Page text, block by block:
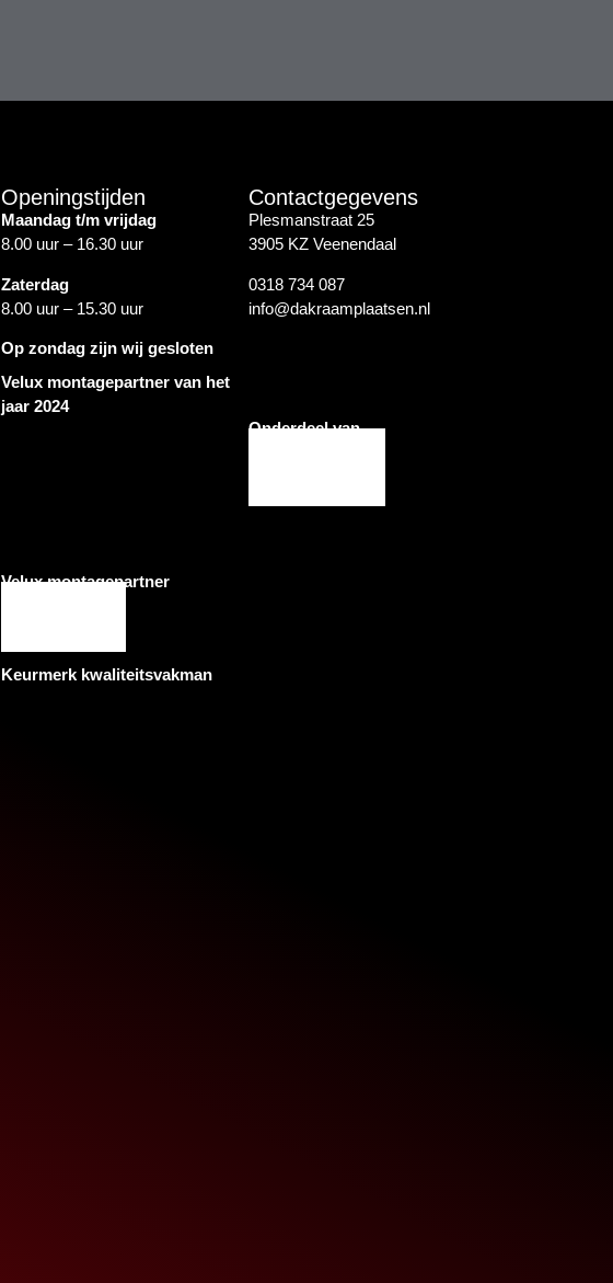
Openingstijden
Maandag t/m vrijdag
8.00 uur – 16.30 uur
Zaterdag
8.00 uur – 15.30 uur
Op zondag zijn wij gesloten
Velux montagepartner van het
jaar 2024
Velux montagepartner
Keurmerk kwaliteitsvakman
Contactgegevens
Plesmanstraat 25
3905 KZ Veenendaal
0318 734 087
info@dakraamplaatsen.nl
Onderdeel van